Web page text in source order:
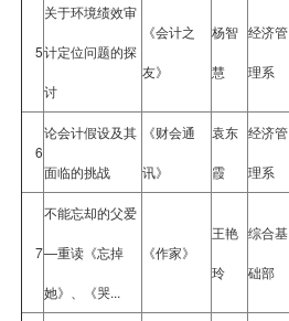
5
关于环境绩效审
计定位问题的探
讨
《会计之
友》
杨智
慧
经济管
理系
6
论会计假设及其
面临的挑战
《财会通
讯》
袁东
霞
经济管
理系
7
不能忘却的父爱
—重读《忘掉
她》、《哭...
《作家》
王艳
玲
综合基
础部